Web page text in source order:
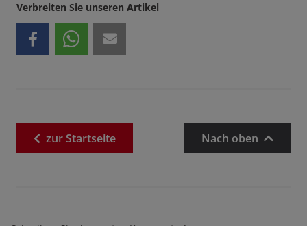
Verbreiten Sie unseren Artikel
zurStartseite Nach oben